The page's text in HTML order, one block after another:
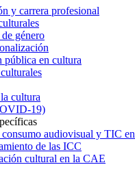
y carrera profesional
género
pública en cultura
cultura
19)
audiovisual y TIC
de las ICC
cultural en la CAE